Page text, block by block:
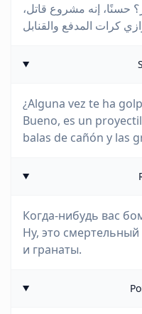
حسنًا، إنه مشروع قاتل،
¿Alguna vez te ha
Bueno, es un
balas de cañón y las
Когда-нибудь вас
Ну, это
и гранаты.